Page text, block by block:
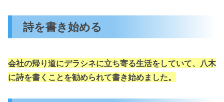
詩を書き始める
会社の帰り道にデラシネに立ち寄る生活をしていて、八木
に詩を書くことを勧められて書き始めました。